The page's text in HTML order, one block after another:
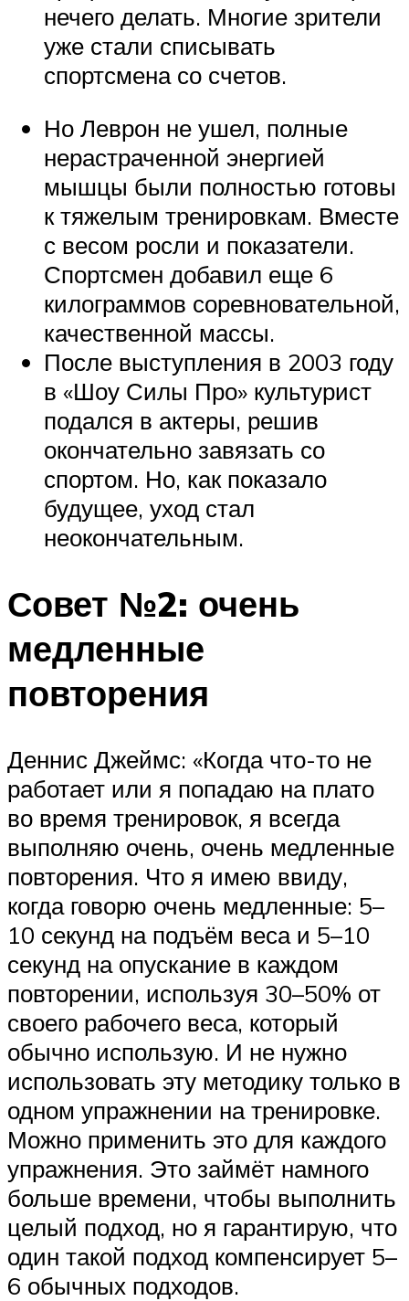
нечего делать. Многие зрители
уже стали списывать
спортсмена со счетов.
Но Леврон не ушел, полные
нерастраченной энергией
мышцы были полностью готовы
к тяжелым тренировкам. Вместе
с весом росли и показатели.
Спортсмен добавил еще 6
килограммов соревновательной,
качественной массы.
После выступления в 2003 году
в «Шоу Силы Про» культурист
подался в актеры, решив
окончательно завязать со
спортом. Но, как показало
будущее, уход стал
неокончательным.
Совет №2: очень
медленные
повторения
Деннис Джеймс: «Когда что-то не
работает или я попадаю на плато
во время тренировок, я всегда
выполняю очень, очень медленные
повторения. Что я имею ввиду,
когда говорю очень медленные: 5–
10 секунд на подъём веса и 5–10
секунд на опускание в каждом
повторении, используя 30–50% от
своего рабочего веса, который
обычно использую. И не нужно
использовать эту методику только в
одном упражнении на тренировке.
Можно применить это для каждого
упражнения. Это займёт намного
больше времени, чтобы выполнить
целый подход, но я гарантирую, что
один такой подход компенсирует 5–
6 обычных подходов.